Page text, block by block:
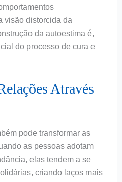
visão distorcida da
da autoestima é,
do processo de cura e
Através
pode transformar as
as pessoas adotam
elas tendem a se
criando laços mais